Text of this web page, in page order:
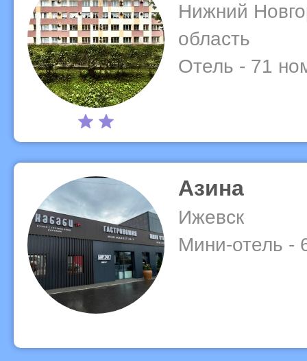
Нижний
область
Отель - 71
Азина
Ижевск
Мини-отель -